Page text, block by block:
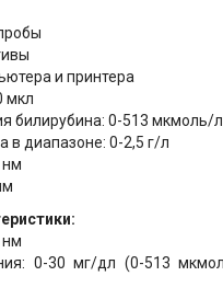
и принтера
мкл
билирубина: 0-513 мкмоль/л
в диапазоне: 0-2,5 г/л
нм
нм
0-30 мг/дл (0-513